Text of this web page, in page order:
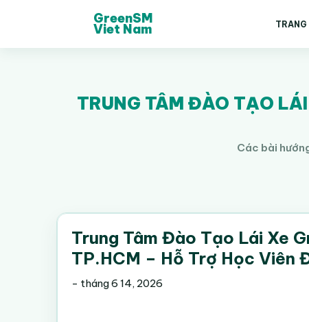
GreenSM
Viet Nam TRANG
TRUNG TÂM ĐÀO TẠO
Các bài
Trung Tâm Đào Tạo Lái Xe
TP.HCM – Hỗ Trợ Học Viên
- tháng 6 14, 2026